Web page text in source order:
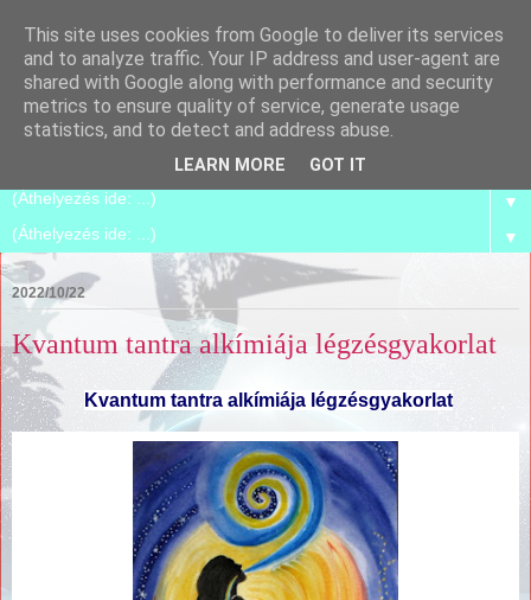
Spirilego
Szétszedjük, és összerakjuk magunkat azzá, amik már
▼
▼
2022/10/22
Kvantum tantra alkímiája légzésgyakorlat
Kvantum tantra alkímiája légzésgyakorlat
This site uses cookies from Google to deliver its services
and to analyze traffic. Your IP address and user-agent are
shared with Google along with performance and security
metrics to ensure quality of service, generate usage
statistics, and to detect and address abuse.
LEARN MORE GOT IT